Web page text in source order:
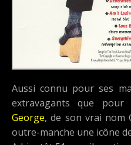
Aussi connu pour ses
extravagants que
George, de son vrai nom
outre-manche une icône